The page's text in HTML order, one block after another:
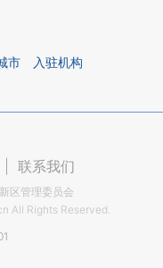
市 入驻机构
联系我们
区管理委员会
All Rights Reserved.